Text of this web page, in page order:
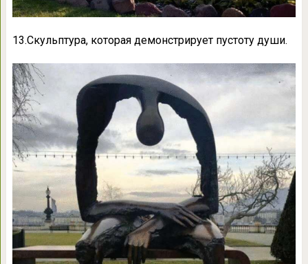
13.Скульптура, которая демонстрирует пустоту души.